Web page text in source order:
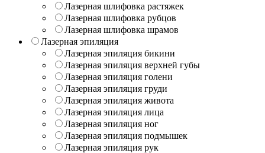
Лазерная шлифовка растяжек
Лазерная шлифовка рубцов
Лазерная шлифовка шрамов
Лазерная эпиляция
Лазерная эпиляция бикини
Лазерная эпиляция верхней губы
Лазерная эпиляция голени
Лазерная эпиляция груди
Лазерная эпиляция живота
Лазерная эпиляция лица
Лазерная эпиляция ног
Лазерная эпиляция подмышек
Лазерная эпиляция рук